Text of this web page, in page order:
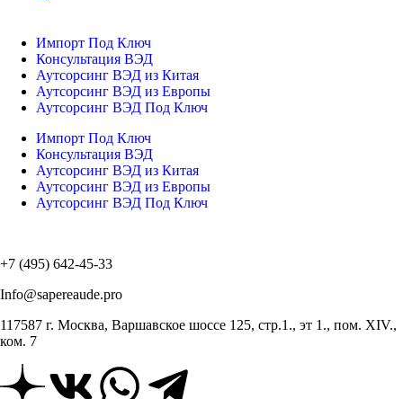
Импорт Под Ключ
Консультация ВЭД
Аутсорсинг ВЭД из Китая
Аутсорсинг ВЭД из Европы
Аутсорсинг ВЭД Под Ключ
Импорт Под Ключ
Консультация ВЭД
Аутсорсинг ВЭД из Китая
Аутсорсинг ВЭД из Европы
Аутсорсинг ВЭД Под Ключ
+7 (495) 642-45-33
Info@sapereaude.pro
117587 г. Москва, Варшавское шоссе 125, стр.1., эт 1., пом. XIV.,
ком. 7